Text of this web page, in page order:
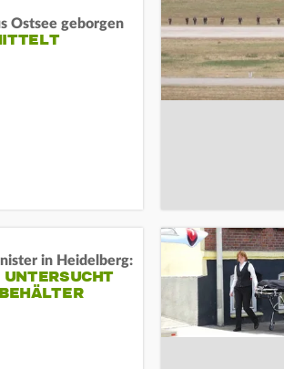
Ostsee geborgen
in Heidelberg:
UNTERSUCHT